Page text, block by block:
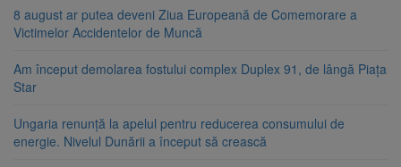
8 august ar putea deveni Ziua Europeană de Comemorare a
Victimelor Accidentelor de Muncă
Am început demolarea fostului complex Duplex 91, de lângă Piața
Star
Ungaria renunță la apelul pentru reducerea consumului de
energie. Nivelul Dunării a început să crească